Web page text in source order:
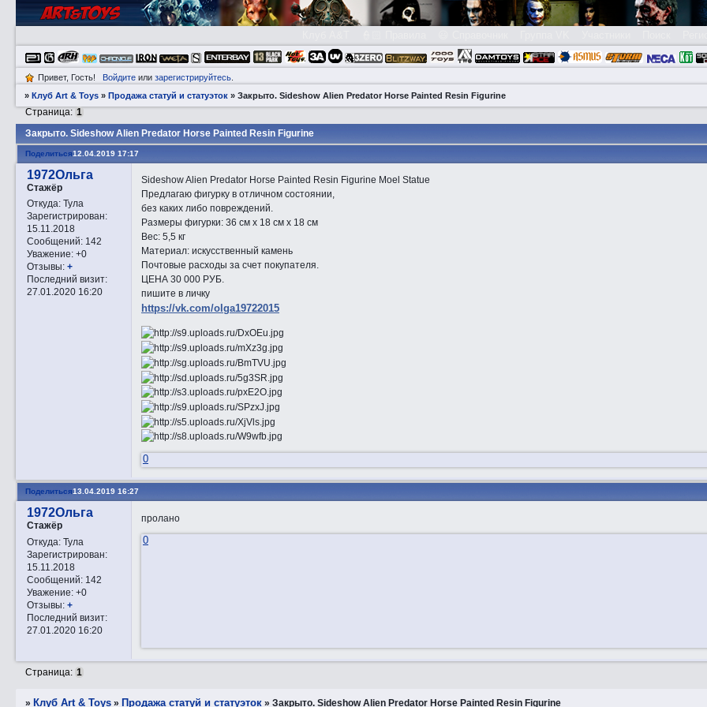
Привет, Гость! Войдитеили зарегистрируйтесь.
»Клуб Art & Toys »Продажа статуй и статуэток »Закрытo. Sideshow Alien Predator Horse Painted Resin Figurine
Закрытo. Sideshow Alien Predator Horse Painted Resin Figurine
Страница: 1
Поделиться12.04.2019 17:17
1972Ольга
Стажёр
Откуда:Тула
Зарегистрирован:
15.11.2018
Сообщений:142
Уважение: +0
Отзывы: +
Последний визит:
27.01.2020 16:20
Sideshow Alien Predator Horse Painted Resin Figurine Moel Statue
Предлагаю фигурку в отличном состоянии,
без каких либо повреждений.
Размеры фигурки: 36 см x 18 см x 18 см
Вес: 5,5 кг
Материал: искусственный камень
Почтовые расходы за счет покупателя.
ЦЕНА 30 000 РУБ.
пишите в личку
https://vk.com/olga19722015
0
Поделиться13.04.2019 16:27
1972Ольга
Стажёр
Откуда:Тула
Зарегистрирован:
15.11.2018
Сообщений:142
Уважение: +0
Отзывы: +
Последний визит:
27.01.2020 16:20
пролано
0
Страница: 1
» Клуб Art & Toys » Продажа статуй и статуэток »Закрытo. Sideshow Alien Predator Horse Painted Resin Figurine